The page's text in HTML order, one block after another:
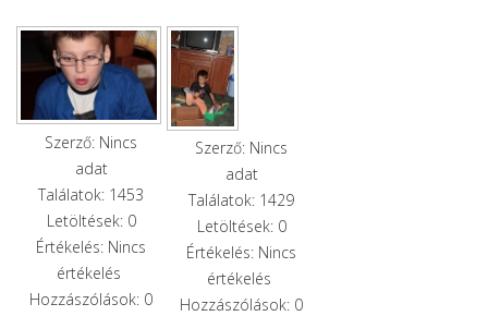
Szerző: Nincs
adat
Találatok: 1453
Letöltések: 0
Értékelés: Nincs
értékelés
Hozzászólások: 0
Szerző: Nincs
adat
Találatok: 1429
Letöltések: 0
Értékelés: Nincs
értékelés
Hozzászólások: 0